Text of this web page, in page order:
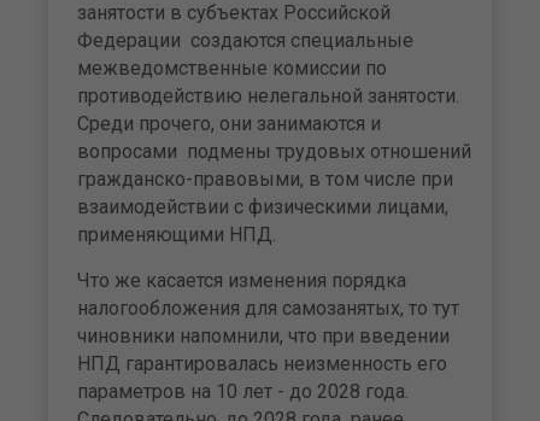
занятости в субъектах Российской
Федерации создаются специальные
межведомственные комиссии по
противодействию нелегальной занятости.
Среди прочего, они занимаются и
вопросами подмены трудовых отношений
гражданско-правовыми, в том числе при
взаимодействии с физическими лицами,
применяющими НПД.
Что же касается изменения порядка
налогообложения для самозанятых, то тут
чиновники напомнили, что при введении
НПД гарантировалась неизменность его
параметров на 10 лет - до 2028 года.